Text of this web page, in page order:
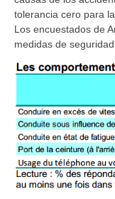
tolerancia cero para
Los encuestados de
medidas de seguridad